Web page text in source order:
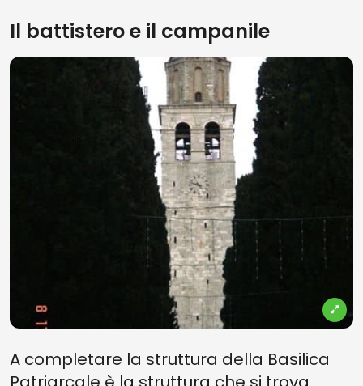
Il battistero e il campanile
A completare la struttura della Basilica